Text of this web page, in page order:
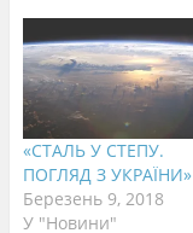
«СТАЛЬ У СТЕПУ.
ПОГЛЯД З УКРАЇНИ»
Березень 9, 2018
У "Новини"